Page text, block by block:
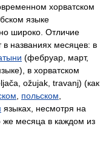
хорватском
языке
широко. Отличие
в названиях месяцев: в
(фебруар, март,
в хорватском
ožujak, travanj) (как
польском
языках, несмотря на
же месяца в каждом из